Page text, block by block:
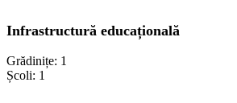
Infrastructură educațională
Grădinițe: 1
Școli: 1